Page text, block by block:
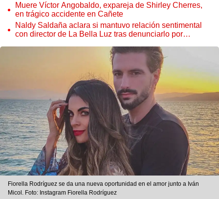
Muere Víctor Angobaldo, expareja de Shirley Cherres,
en trágico accidente en Cañete
Naldy Saldaña aclara si mantuvo relación sentimental
con director de La Bella Luz tras denunciarlo por
Fiorella Rodríguez se da una nueva oportunidad en el amor junto a Iván
Micol. Foto: Instagram Fiorella Rodríguez